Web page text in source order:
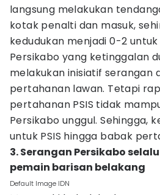
langsung melakukan
kotak penalti dan masuk,
kedudukan menjadi 0-2 untuk
Persikabo yang ketinggalan
melakukan inisiatif serangan
pertahanan lawan. Tetapi
pertahanan PSIS tidak
Persikabo unggul. Sehingga,
untuk PSIS hingga babak
3. Serangan Persikabo
pemain barisan belakang
Default Image IDN